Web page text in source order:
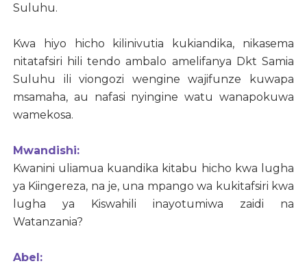
Suluhu.
Kwa hiyo hicho kilinivutia kukiandika, nikasema
nitatafsiri hili tendo ambalo amelifanya Dkt Samia
Suluhu ili viongozi wengine wajifunze kuwapa
msamaha, au nafasi nyingine watu wanapokuwa
wamekosa.
Mwandishi:
Kwanini uliamua kuandika kitabu hicho kwa lugha
ya Kiingereza, na je, una mpango wa kukitafsiri kwa
lugha ya Kiswahili inayotumiwa zaidi na
Watanzania?
Abel: